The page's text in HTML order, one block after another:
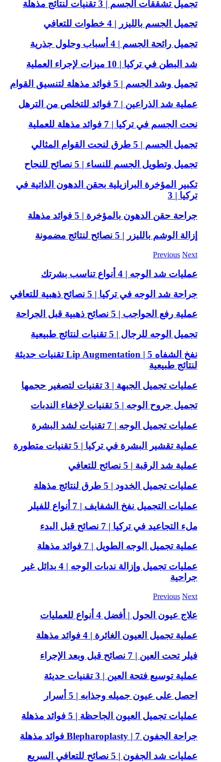
تجميل تشققات الجسم | 3 تقنيات لنتائج مذهلة
تجميل الجسم بالليزر | 4 خطوات للتعافي
تجميل رائحة الجسم | 4 أسباب وحلول جذرية
شد البطن في تركيا | 10 ميزات لإجراء العملية
تجميل وشد الجسم | 5 فوائد مذهلة لتنسيق القوام
عملية شد الذراعين | 7 فوائد للتخلص من الترهل
نحت الجسم في تركيا | 7 فوائد مذهلة للعملية
تجميل الجسم | 5 طرق لنحت القوام المثالي
تجميل وتطويل الجسم للنساء | 5 نصائح للنجاح
تكبير المؤخرة البرازيلية بحقن الدهون الذاتية في
تركيا | 3
جراحة حقن الدهون بالمؤخرة | 5 فوائد مذهلة
إزالة الوشم بالليزر | 5 نصائح لنتائج مضمونة
Previous Next
عمليات شد الوجه | 4 أنواع تناسب بشرتك
جراحة شد الوجه في تركيا | 5 نصائح ذهبية للتعافي
عملية رفع الحواجب | 5 نصائح ذهبية قبل الجراحة
تجميل الوجه للرجال | 5 تقنيات لنتائج طبيعية
نفخ الشفاه Lip Augmentation | 5 تقنيات حديثة
لنتائج طبيعية
عمليات تجميل الجبهة | 3 تقنيات لتصغير حجمها
تجميل جروح الوجه | 5 تقنيات لإخفاء الندبات
عمليات تجميل الوجه | 7 تقنيات لشد البشرة
عملية تقشير البشرة في تركيا | 5 تقنيات متطورة
عملية شد الرقبة | 5 نصائح للتعافي
عمليات تجميل الخدود | 5 طرق لنتائج مذهلة
عمليات التجميل نفخ الشفايف | 7 أنواع للفيلر
ملء التجاعيد في تركيا | 7 نصائح قبل البدء
عملية تجميل الوجه الطويل | 7 فوائد مذهلة
عمليات تجميل وإزالة ندبات الوجه | 4 بدائل غير
جراحية
Previous Next
علاج عيون الحول | أفضل 4 أنواع للعمليات
عملية تجميل العيون الغائرة | 4 فوائد مذهلة
فيلر تحت العين | 7 نصائح قبل وبعد الإجراء
عملية توسيع فتحة العين | 3 تقنيات حديثة
احصل على عيون جميله وجذابه | 5 أسرار
عمليات تجميل العيون الجاحظة | 5 فوائد مذهلة
جراحة الجفون Blepharoplasty | 7 فوائد مذهلة
عمليات شد الجفون | 5 نصائح للتعافي السريع